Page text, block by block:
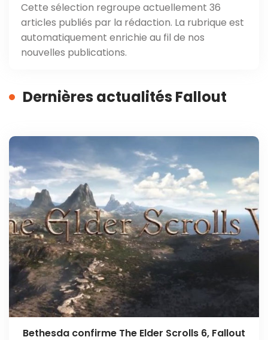
Cette sélection regroupe actuellement 36
articles publiés par la rédaction. La rubrique est
automatiquement enrichie au fil de nos
nouvelles publications.
Dernières actualités Fallout
Bethesda confirme The Elder Scrolls 6, Fallout